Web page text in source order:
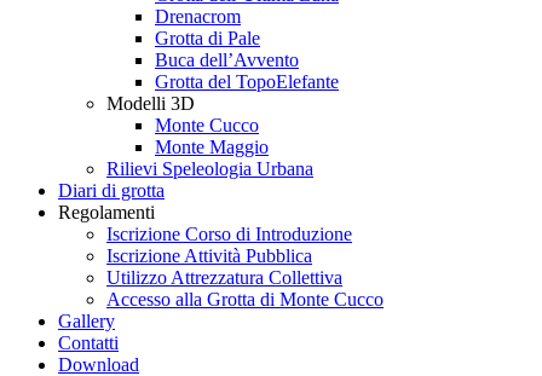
Drenacrom
Grotta di Pale
Buca dell’Avvento
Grotta del TopoElefante
Modelli 3D
Monte Cucco
Monte Maggio
Rilievi Speleologia Urbana
Diari di grotta
Regolamenti
Iscrizione Corso di Introduzione
Iscrizione Attività Pubblica
Utilizzo Attrezzatura Collettiva
Accesso alla Grotta di Monte Cucco
Gallery
Contatti
Download